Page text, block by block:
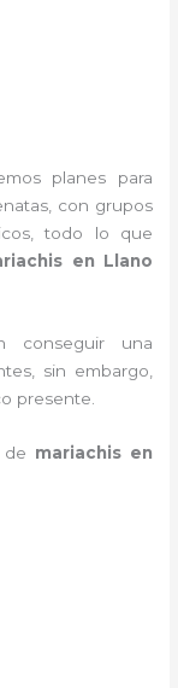
planes para
con grupos
todo lo que
en Llano
conseguir una
sin embargo,
presente.
de mariachis en